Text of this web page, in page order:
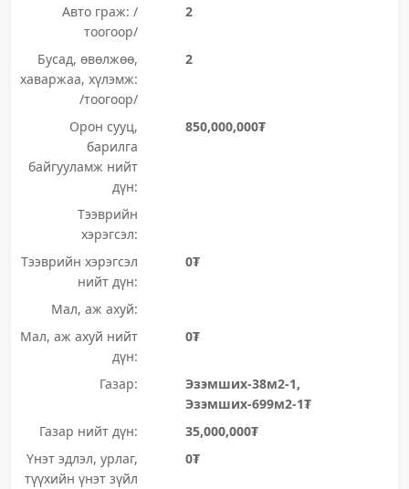
Авто граж: /
тоогоор/
2
Бусад, өвөлжөө,
хаваржаа, хүлэмж:
/тоогоор/
2
Орон сууц,
барилга
байгууламж нийт
дүн:
850,000,000₮
Тээврийн
хэрэгсэл:
Тээврийн хэрэгсэл
нийт дүн:
0₮
Мал, аж ахуй:
Мал, аж ахуй нийт
дүн:
0₮
Газар:
Эзэмших-38м2-1,
Эзэмших-699м2-1₮
Газар нийт дүн:
35,000,000₮
Үнэт эдлэл, урлаг,
түүхийн үнэт зүйл
0₮